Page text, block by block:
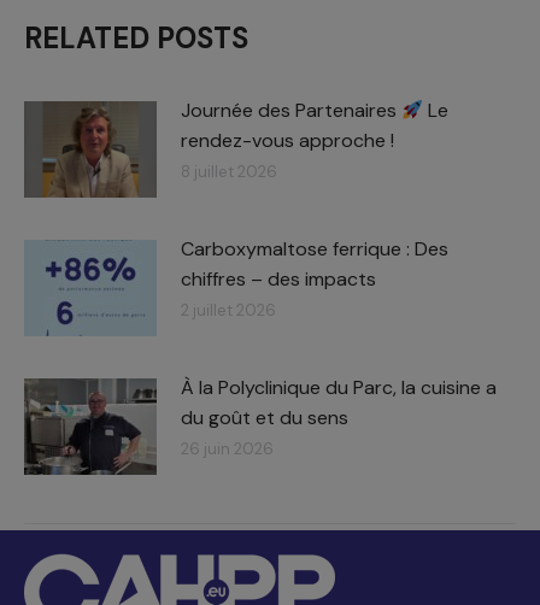
RELATED POSTS
Journée des Partenaires
Le
rendez-vous approche !
8 juillet 2026
Carboxymaltose ferrique : Des
chiffres – des impacts​
2 juillet 2026
À la Polyclinique du Parc, la cuisine a
du goût et du sens
26 juin 2026